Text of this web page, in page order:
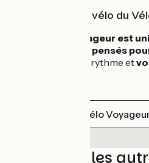
L'expertise vélo du
Chaque voyageur est
pensés
, votre rythme et
Le Vélo
Découvrez les